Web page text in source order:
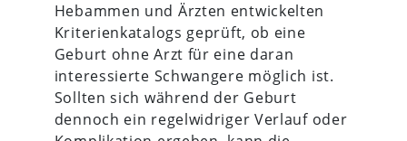
Hebammen und Ärzten entwickelten
Kriterienkatalogs geprüft, ob eine
Geburt ohne Arzt für eine daran
interessierte Schwangere möglich ist.
Sollten sich während der Geburt
dennoch ein regelwidriger Verlauf oder